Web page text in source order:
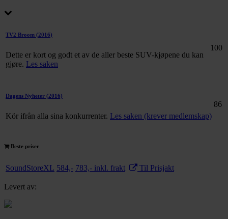
TV2 Broom (2016)
Dette er kort og godt et av de aller beste SUV-kjøpene du kan
gjøre. Les saken
100
Dagens Nyheter (2016)
Kör ifrån alla sina konkurrenter. Les saken (krever medlemskap)
86
Beste priser
SoundStoreXL 584,- 783,- inkl. frakt Til Prisjakt
Levert av: